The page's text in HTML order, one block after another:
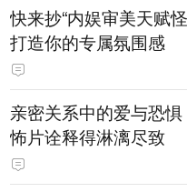
快来抄“内娱审美天赋
打造你的专属氛围感
亲密关系中的爱与恐
怖片诠释得淋漓尽致